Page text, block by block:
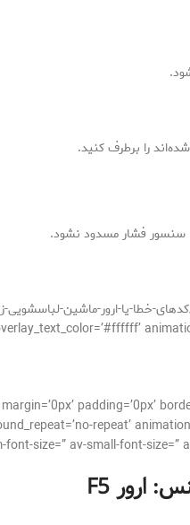
را برطرف کنید.
سنسور فشار مسدود نشود.
padding=’0px’
repeat’
ارورF5